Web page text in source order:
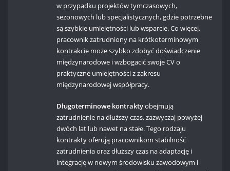
w przypadku projektów tymczasowych,
sezonowych lub specjalistycznych, gdzie potrzebne
są szybkie umiejętności lub wsparcie. Co więcej,
pracownik zatrudniony na krótkoterminowym
kontrakcie może szybko zdobyć doświadczenie
międzynarodowe i wzbogacić swoje CV o
praktyczne umiejętności z zakresu
międzynarodowej współpracy.
Długoterminowe kontraktyobejmują
zatrudnienie na dłuższy czas, zazwyczaj powyżej
dwóch lat lub nawet na stałe. Tego rodzaju
kontrakty oferują pracownikom stabilność
zatrudnienia oraz dłuższy czas na adaptację i
integrację w nowym środowisku zawodowym i